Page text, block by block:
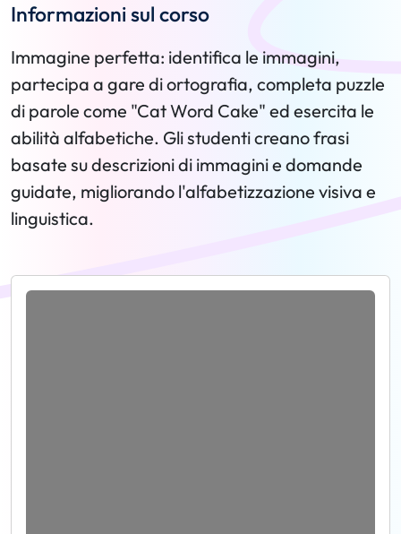
Informazioni sul corso
Immagine perfetta: identifica le immagini,
partecipa a gare di ortografia, completa puzzle
di parole come "Cat Word Cake" ed esercita le
abilità alfabetiche. Gli studenti creano frasi
basate su descrizioni di immagini e domande
guidate, migliorando l'alfabetizzazione visiva e
linguistica.